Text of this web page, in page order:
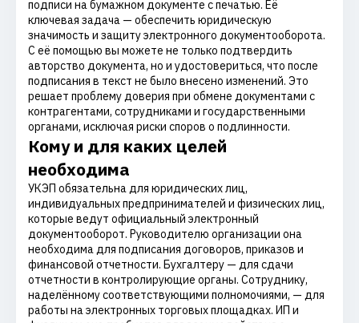
подписи на бумажном документе с печатью. Её
ключевая задача — обеспечить юридическую
значимость и защиту электронного документооборота.
С её помощью вы можете не только подтвердить
авторство документа, но и удостовериться, что после
подписания в текст не было внесено изменений. Это
решает проблему доверия при обмене документами с
контрагентами, сотрудниками и государственными
органами, исключая риски споров о подлинности.
Кому и для каких целей
необходима
УКЭП обязательна для юридических лиц,
индивидуальных предпринимателей и физических лиц,
которые ведут официальный электронный
документооборот. Руководителю организации она
необходима для подписания договоров, приказов и
финансовой отчетности. Бухгалтеру — для сдачи
отчетности в контролирующие органы. Сотруднику,
наделённому соответствующими полномочиями, — для
работы на электронных торговых площадках. ИП и